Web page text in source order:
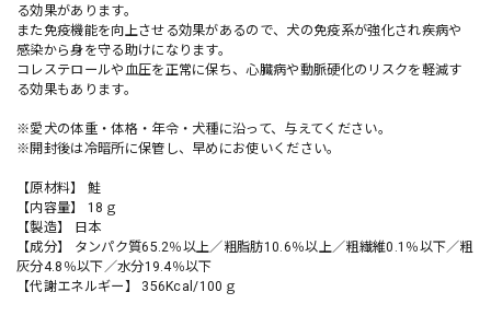
る効果があります。
また免疫機能を向上させる効果があるので、犬の免疫系が強化され疾病や
感染から身を守る助けになります。
コレステロールや血圧を正常に保ち、心臓病や動脈硬化のリスクを軽減す
る効果もあります。
※愛犬の体重・体格・年令・犬種に沿って、与えてください。
※開封後は冷暗所に保管し、早めにお使いください。
【原材料】 鮭
【内容量】 18ｇ
【製造】 日本
【成分】 タンパク質65.2％以上／粗脂肪10.6％以上／粗繊維0.1％以下／粗
灰分4.8％以下／水分19.4％以下
【代謝エネルギー】 356Kcal/100ｇ